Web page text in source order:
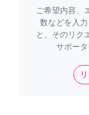
ご希望内容、
数などを入
と、そのリク
サポータ